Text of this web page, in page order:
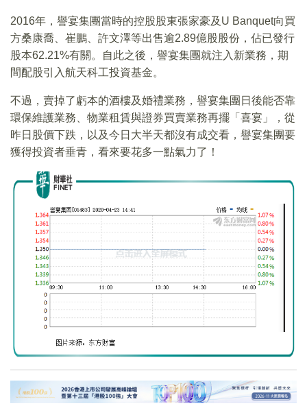
2016年，譽宴集團當時的控股股東張家豪及U Banquet向買
方桑康喬、崔鵬、許文澤等出售逾2.89億股股份，佔已發行
股本62.21%有關。自此之後，譽宴集團就注入新業務，期
間配股引入航天科工投資基金。
不過，賣掉了虧本的酒樓及婚禮業務，譽宴集團日後能否靠
環保維護業務、物業租賃與證券買賣業務再擺「喜宴」，從
昨日股價下跌，以及今日大半天都沒有成交看，譽宴集團要
獲得投資者垂青，看來要花多一點氣力了！